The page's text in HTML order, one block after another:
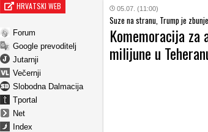
HRVATSKI WEB
Forum
Google prevoditelj
Jutarnji
Večernji
Slobodna Dalmacija
Tportal
Net
Index
05.07. (11:00)
Suze na stranu, Trump je
Komemoracija za
milijune u